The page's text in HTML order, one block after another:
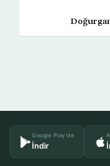
Google Play'de
İndir